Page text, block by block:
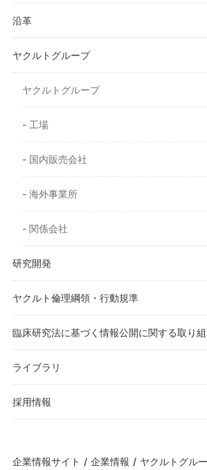
沿革
ヤクルトグループ
ヤクルトグループ
- 工場
- 国内販売会社
- 海外事業所
- 関係会社
研究開発
ヤクルト倫理綱領・行動規準
臨床研究法に基づく情報公開に関する取り
ライブラリ
採用情報
企業情報サイト / 企業情報 / ヤクルトグル